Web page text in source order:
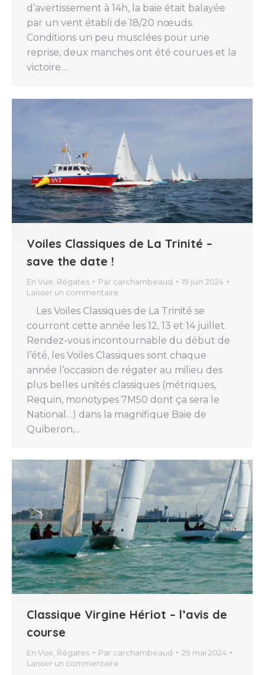
d’avertissement à 14h, la baie était balayée
par un vent établi de 18/20 nœuds.
Conditions un peu musclées pour une
reprise, deux manches ont été courues et la
victoire…
Voiles Classiques de La Trinité –
save the date !
En Vue Régates Par carchambeaud
19 juin 2024
Laisser un commentaire
Les Voiles Classiques de La Trinité se
courront cette année les 12, 13 et 14 juillet.
Rendez-vous incontournable du début de
l’été, les Voiles Classiques sont chaque
année l’occasion de régater au milieu des
plus belles unités classiques (métriques,
Requin, monotypes 7M50 dont ça sera le
National…) dans la magnifique Baie de
Quiberon,…
Classique Virgine Hériot – l’avis de
course
En Vue Régates Par carchambeaud
29 mai 2024
Laisser un commentaire